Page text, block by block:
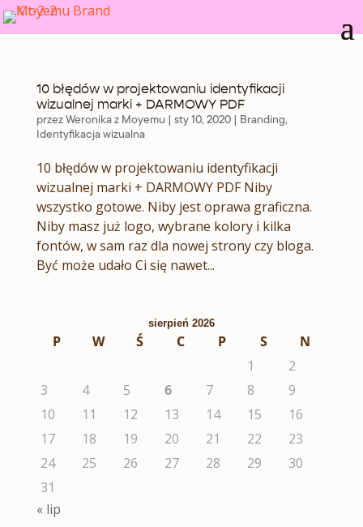
10 błędów w projektowaniu identyfikacji
wizualnej marki + DARMOWY PDF
przezWeronika z Moyemu | sty 10, 2020| Branding,
Identyfikacja wizualna
10 błędów w projektowaniu identyfikacji
wizualnej marki + DARMOWY PDF Niby
wszystko gotowe. Niby jest oprawa graficzna.
Niby masz już logo, wybrane kolory i kilka
fontów, w sam raz dla nowej strony czy bloga.
Być może udało Ci się nawet...
sierpień 2026
P W Ś C P S
N
1
2
3
4 5 6 7 8
9
10
11 12 13 14 15
16
17
18 19 20 21 22
23
24
25 26 27 28 29
30
31
« lip